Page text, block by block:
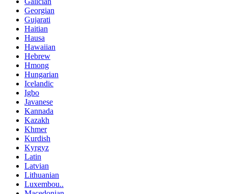
Georgian
Gujarati
Haitian
Hausa
Hawaiian
Hebrew
Hmong
Hungarian
Icelandic
Igbo
Javanese
Kannada
Kazakh
Khmer
Kurdish
Kyrgyz
Latin
Latvian
Lithuanian
Luxembou..